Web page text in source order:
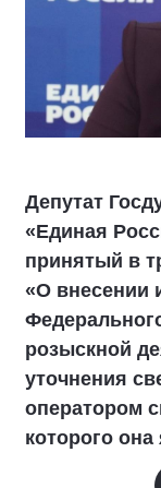
Депутат
«Единая
принятый в
«О внесении
розыскной
уточнения
оператором
которого она